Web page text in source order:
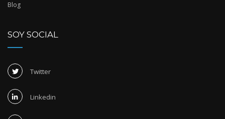
Blog
SOY SOCIAL
Twitter
Linkedin